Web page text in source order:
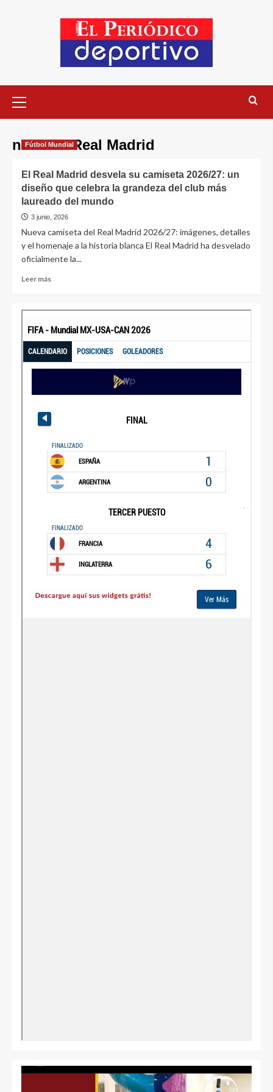
noticias Real Madrid
Fútbol Mundial
El Real Madrid desvela su camiseta 2026/27: un
diseño que celebra la grandeza del club más
laureado del mundo
3 junio, 2026
Nueva camiseta del Real Madrid 2026/27: imágenes, detalles
y el homenaje a la historia blanca El Real Madrid ha desvelado
oficialmente la...
Leer más